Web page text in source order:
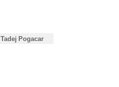
Tadej Pogacar